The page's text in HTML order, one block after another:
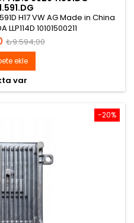
H17 VW AG Made in China
10101500211
Normal
fiyat
₺9.594,00
ekle
var
-20%